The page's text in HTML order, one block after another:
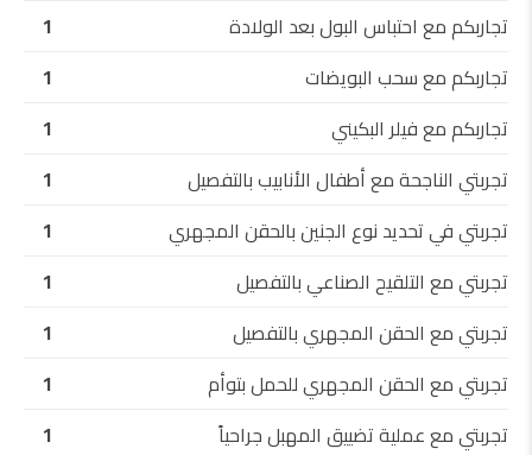
تجاربكم مع احتباس البول بعد الولادة
1
تجاربكم مع سحب البويضات
1
تجاربكم مع فيلر البكيني
1
تجربتي الناجحة مع أطفال الأنابيب بالتفصيل
1
تجربتي في تحديد نوع الجنين بالحقن المجهري
1
تجربتي مع التلقيح الصناعي بالتفصيل
1
تجربتي مع الحقن المجهري بالتفصيل
1
تجربتي مع الحقن المجهري للحمل بتوأم
1
تجربتي مع عملية تضييق المهبل جراحياً
1